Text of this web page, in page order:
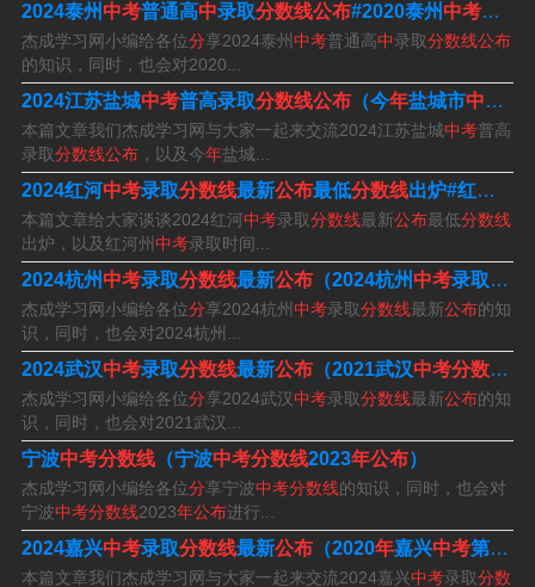
二中学为600分，其他普通高中为390分。2023年珠海中考
总分 2023年珠海新中考录取计分科目包括语文、数学、英
语、体育与健康、物理、化学、历史、道德与法治共8个科
目。
年珠海中考分数线公布如下：普通高中录取最低控制分数
线：珠海市第一中学、珠海市第二中学录取最低控制分数
线为600分。其他普通高中(含民办高中)录取最低控制分数
线为390分。
珠海2023中考录取分数线为600分。资料扩展：珠海，广
东省地级市、省域副中心城市，Ⅱ型大城市，位于广东省
南部，珠江出海口西岸，濒临南海，陆地面积1725平方千
米，领海基线以内海域面积9348平方千米。
珠海市高中录取分数线
2024泰州 中考普通高中录取分数线公布#2020泰州 中考普通
杰成学习网小编给各位分享2024泰州中考普通高中录取分数线公布
的知识，同时，也会对2020...
2024江苏盐城中考普高录取分数线公布 （今年盐城市中考
本篇文章我们杰成学习网与大家一起来交流2024江苏盐城中考普高
录取分数线公布 ，以及今年盐城...
2024红河中考录取分数线最新公布最低分数线出炉#红河州
本篇文章给大家谈谈2024红河中考录取分数线最新公布最低分数线
出炉，以及红河州中考录取时间...
2024杭州 中考录取分数线最新公布 （2024杭州 中考录取分数
杰成学习网小编给各位分享2024杭州中考录取分数线最新公布的知
识，同时，也会对2024杭州...
2024武汉中考录取分数线最新公布 （2021武汉中考分数线
杰成学习网小编给各位分享2024武汉中考录取分数线最新公布的知
识，同时，也会对2021武汉...
宁波中考分数线 （宁波中考分数线2023年公布）
杰成学习网小编给各位分享宁波中考分数线的知识，同时，也会对
宁波中考分数线2023年公布进行...
2024嘉兴中考录取分数线最新公布 （2020年嘉兴中考第一批录取
本篇文章我们杰成学习网与大家一起来交流2024嘉兴中考录取分数